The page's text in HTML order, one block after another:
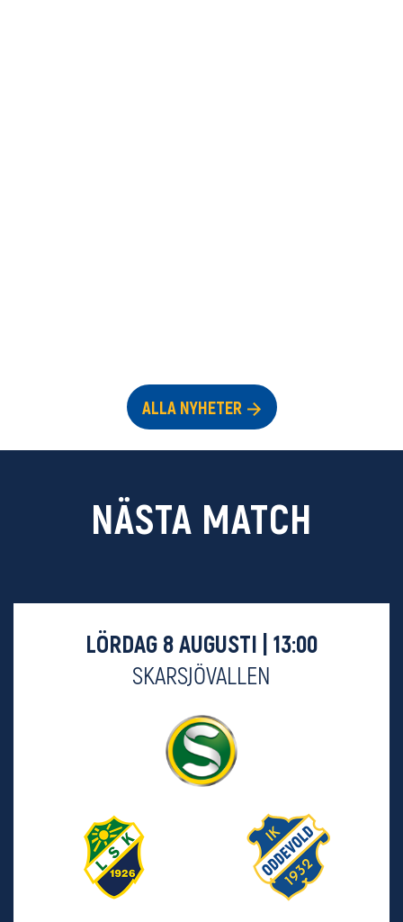
ALLA NYHETER
NÄSTA MATCH
LÖRDAG 8 AUGUSTI | 13:00
SKARSJÖVALLEN